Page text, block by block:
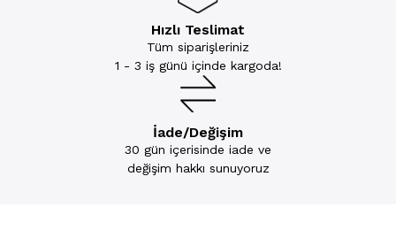
Hızlı Teslimat
Tüm siparişleriniz
1 - 3 iş günü içinde kargoda!
İade/Değişim
30 gün içerisinde iade ve
değişim hakkı sunuyoruz